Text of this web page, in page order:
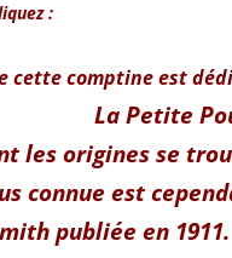
:
cette comptine est
La Petite
les origines se
connue est
publiée en 1911.